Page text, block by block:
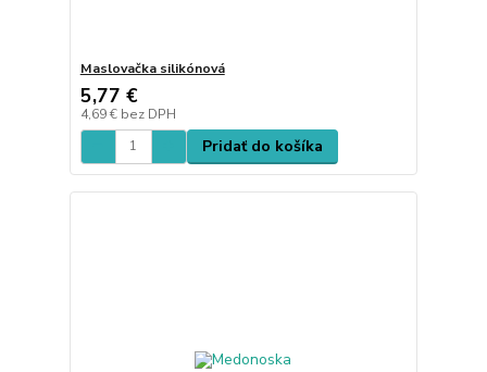
Maslovačka silikónová
5,77 €
4,69 € bez DPH
Pridať do košíka